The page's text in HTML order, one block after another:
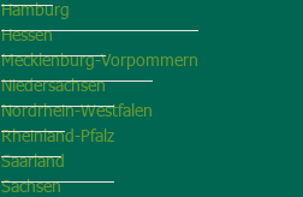
Hamburg
Hessen
Mecklenburg-Vorpommern
Niedersachsen
Nordrhein-Westfalen
Rheinland-Pfalz
Saarland
Sachsen